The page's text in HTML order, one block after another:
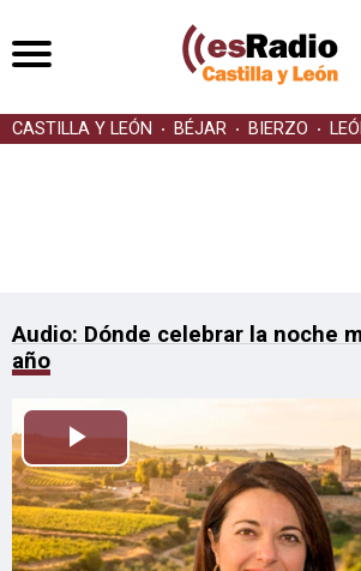
CASTILLA Y LEÓN BÉJAR BIERZO
Audio: Dónde celebrar la noche
año
Reproducir